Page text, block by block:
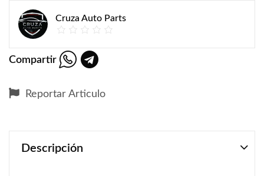
Cruza Auto Parts
Compartir
Reportar Articulo
Descripción